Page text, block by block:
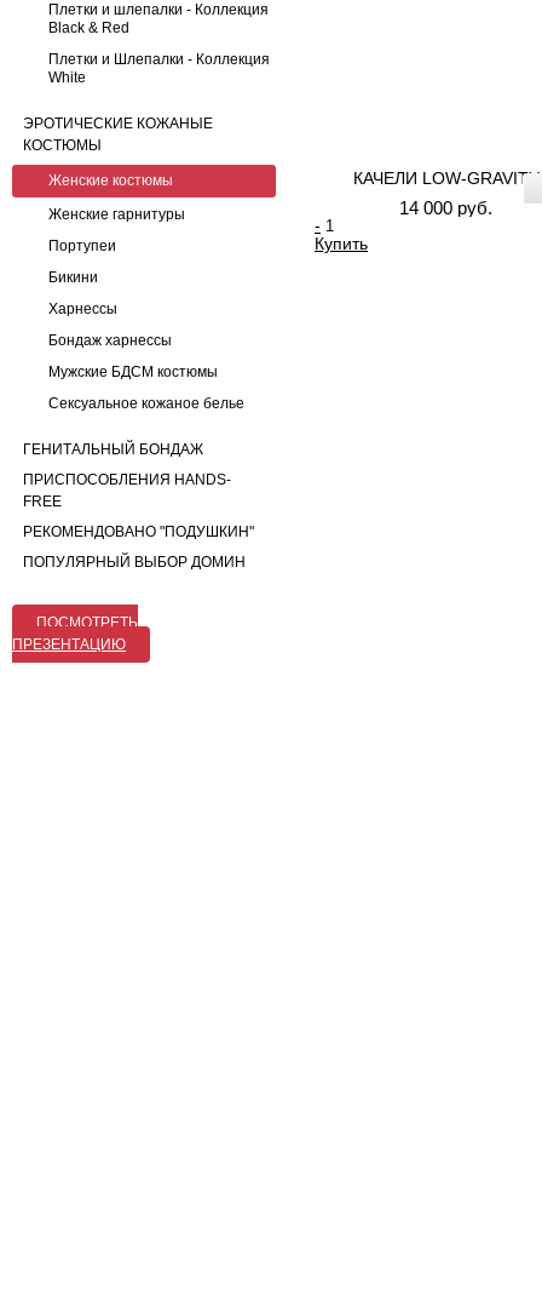
Плетки и шлепалки - Коллекция
Black & Red
Плетки и Шлепалки - Коллекция
White
ЭРОТИЧЕСКИЕ КОЖАНЫЕ
КОСТЮМЫ
Женские костюмы
Женские гарнитуры
Портупеи
Бикини
Харнессы
Бондаж харнессы
Мужские БДСМ костюмы
Сексуальное кожаное белье
ГЕНИТАЛЬНЫЙ БОНДАЖ
ПРИСПОСОБЛЕНИЯ HANDS-
FREE
РЕКОМЕНДОВАНО "ПОДУШКИН"
ПОПУЛЯРНЫЙ ВЫБОР ДОМИН
ПОСМОТРЕТЬ
ПРЕЗЕНТАЦИЮ
КАЧЕЛИ LOW-GRAVITY
14 000 руб.
-
Купить